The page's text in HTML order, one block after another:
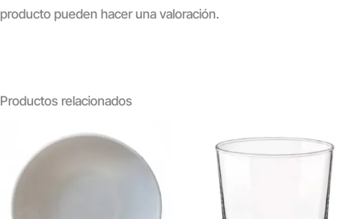
producto pueden hacer una valoración.
Productos relacionados